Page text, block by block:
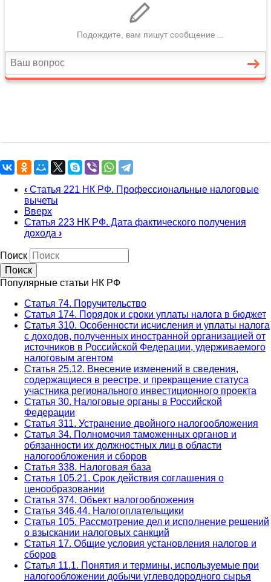
‹ Статья 221 НК РФ. Профессиональные налоговые
вычеты
Вверх
Статья 223 НК РФ. Дата фактического получения
дохода ›
Поиск
Популярные статьи НК РФ
Статья 74. Поручительство
Статья 174. Порядок и сроки уплаты налога в бюджет
Статья 310. Особенности исчисления и уплаты налога
с доходов, полученных иностранной организацией от
источников в Российской Федерации, удерживаемого
налоговым агентом
Статья 25.12. Внесение изменений в сведения,
содержащиеся в реестре, и прекращение статуса
участника регионального инвестиционного проекта
Статья 30. Налоговые органы в Российской
Федерации
Статья 311. Устранение двойного налогообложения
Статья 34. Полномочия таможенных органов и
обязанности их должностных лиц в области
налогообложения и сборов
Статья 338. Налоговая база
Статья 105.21. Срок действия соглашения о
ценообразовании
Статья 374. Объект налогообложения
Статья 346.44. Налогоплательщики
Статья 105. Рассмотрение дел и исполнение решений
о взыскании налоговых санкций
Статья 17. Общие условия установления налогов и
сборов
Статья 11.1. Понятия и термины, используемые при
налогообложении добычи углеводородного сырья